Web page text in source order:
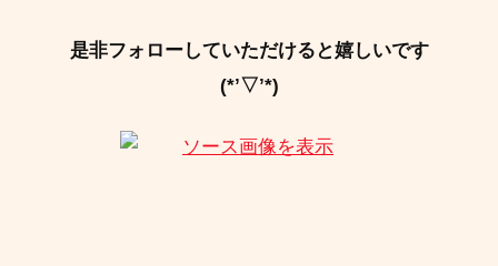
是非フォローしていただけると嬉しいです
(*’▽’*)